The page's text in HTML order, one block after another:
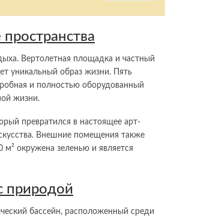
Вертолетная площадка и частный
уникальный образ жизни. Пять
и полностью оборудованный
жизни.
превратился в настоящее арт-
Внешние помещения также
окружена зеленью и является
природой
бассейн, расположенный среди